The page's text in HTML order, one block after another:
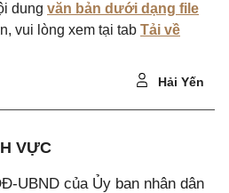
dung văn bản dưới dạng file
vui lòng xem tại tab Tải về
Hải Yến
VỰC
UBND của Ủy ban nhân dân